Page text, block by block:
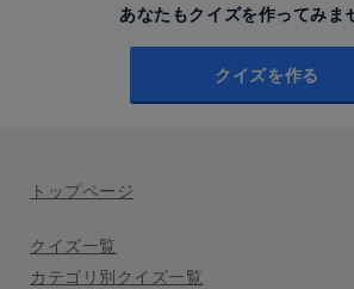
あなたもクイズを作ってみま
クイズを作る
トップページ
クイズ一覧
カテゴリ別クイズ一覧